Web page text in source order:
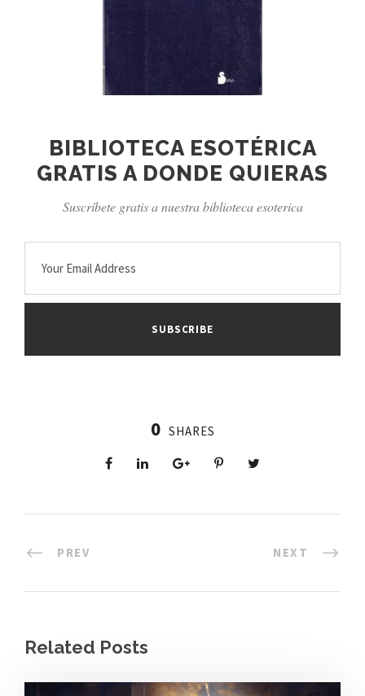
BIBLIOTECA ESOTÉRICA
GRATIS A DONDE QUIERAS
Suscríbete gratis a nuestra biblioteca esoterica
0 SHARES
PREV NEXT
Related Posts